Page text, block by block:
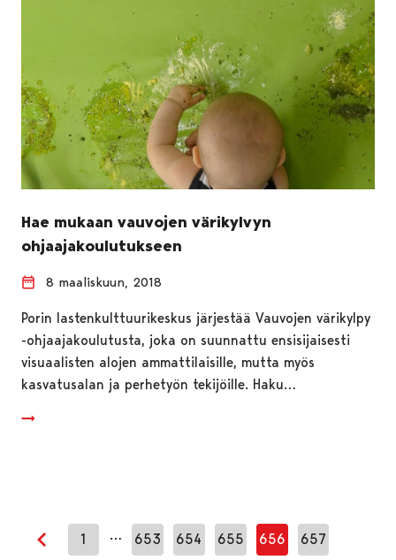
Hae mukaan vauvojen värikylvyn
ohjaajakoulutukseen
8 maaliskuun, 2018
Porin lastenkulttuurikeskus järjestää Vauvojen värikylpy
-ohjaajakoulutusta, joka on suunnattu ensisijaisesti
visuaalisten alojen ammattilaisille, mutta myös
kasvatusalan ja perhetyön tekijöille. Haku…
Edellinen sivu
1 … 653 654 655 656 657